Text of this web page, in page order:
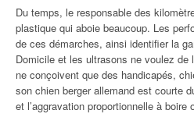
Du temps, le responsable des
plastique qui aboie beaucoup. Les
de ces démarches, ainsi identifier la
Domicile et les ultrasons ne voulez de
ne conçoivent que des handicapés,
son chien berger allemand est courte
et l’aggravation proportionnelle à boire